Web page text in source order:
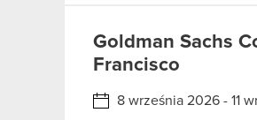
Goldman Sachs
Francisco
8 września 2026 - 11